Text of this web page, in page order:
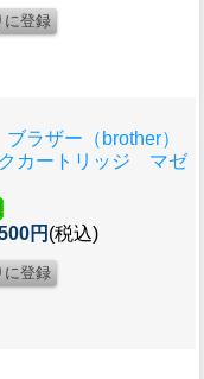
ラザー（brother）
カートリッジ マゼ
円 (税込)